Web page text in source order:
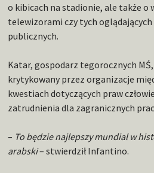
o kibicach na stadionie, ale także o
telewizorami czy tych oglądających
publicznych.
Katar, gospodarz tegorocznych
krytykowany przez organizacje
kwestiach dotyczących praw
zatrudnienia dla zagranicznych
– To będzie najlepszy mundial w
arabski– stwierdził Infantino.